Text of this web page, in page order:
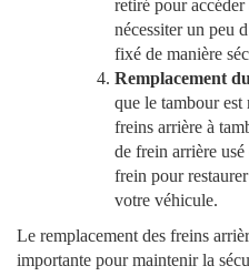
retiré pour
nécessiter un peu
fixé de manière
Remplacement
que le tambour
freins arrière à
de frein arrière
frein pour
votre véhicule.
Le remplacement des freins
importante pour maintenir la